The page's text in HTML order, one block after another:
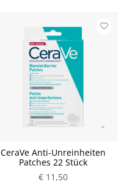
CeraVe Anti-Unreinheiten
Patches 22 Stück
€ 11,50